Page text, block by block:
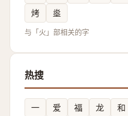
烤
烾
与「火」部相关的字
热搜
一 爱 福 龙 和